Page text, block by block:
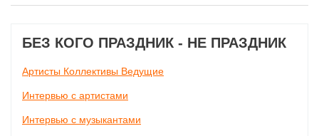
БЕЗ КОГО ПРАЗДНИК - НЕ ПРАЗДНИК
Артисты Коллективы Ведущие
Интервью с артистами
Интервью с музыкантами